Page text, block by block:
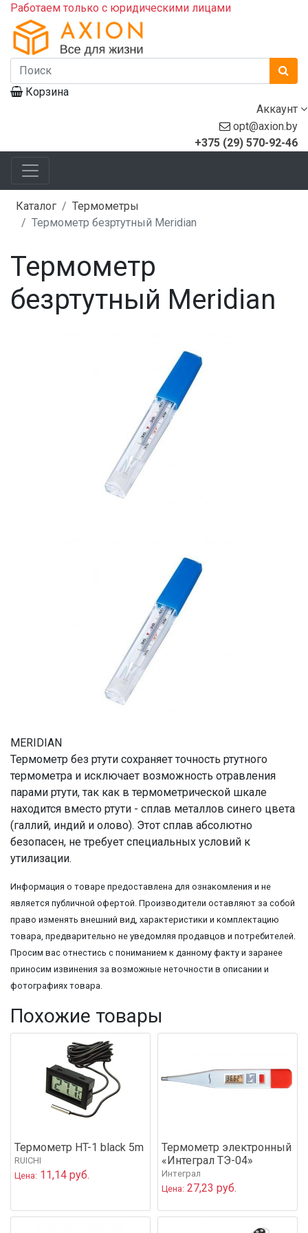
Работаем только с юридическими лицами
Корзина
Аккаунт
opt@axion.by
+375 (29) 570-92-46
Каталог
Термометры
Термометр безртутный Meridian
Термометр
безртутный Meridian
MERIDIAN
Термометр без ртути сохраняет точность ртутного
термометра и исключает возможность отравления
парами ртути, так как в термометрической шкале
находится вместо ртути - сплав металлов синего цвета
(галлий, индий и олово). Этот сплав абсолютно
безопасен, не требует специальных условий к
утилизации.
Информация о товаре предоставлена для ознакомления и не
является публичной офертой. Производители оставляют за собой
право изменять внешний вид, характеристики и комплектацию
товара, предварительно не уведомляя продавцов и потребителей.
Просим вас отнестись с пониманием к данному факту и заранее
приносим извинения за возможные неточности в описании и
фотографиях товара.
Похожие товары
Термометр HT-1 black 5m
RUICHI
Цена: 11,14 руб.
Термометр электронный
«Интеграл ТЭ-04»
Интеграл
Цена: 27,23 руб.